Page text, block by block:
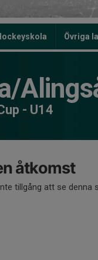
Övriga
- U14
åtkomst
tillgång att se denna